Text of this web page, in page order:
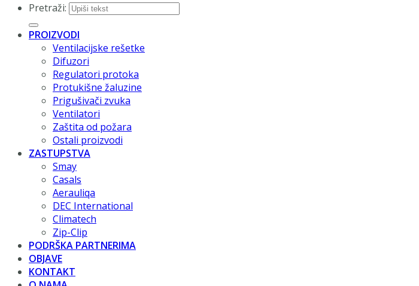
Pretraži:
PROIZVODI
Ventilacijske rešetke
Difuzori
Regulatori protoka
Protukišne žaluzine
Prigušivači zvuka
Ventilatori
Zaštita od požara
Ostali proizvodi
ZASTUPSTVA
Smay
Casals
Aerauliqa
DEC International
Climatech
Zip-Clip
PODRŠKA PARTNERIMA
OBJAVE
KONTAKT